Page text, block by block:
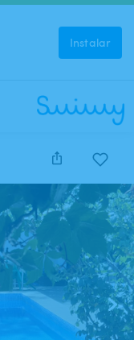
Instalar